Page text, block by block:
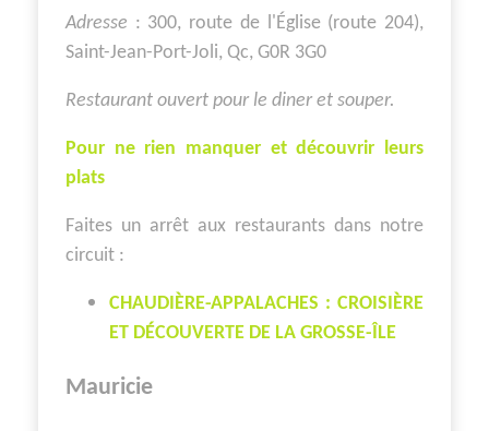
Adresse : 300, route de l'Église (route 204),
Saint-Jean-Port-Joli, Qc, G0R 3G0
Restaurant ouvert pour le diner et souper.
Pour ne rien manquer et découvrir leurs
plats
Faites un arrêt aux restaurants dans notre
circuit :
CHAUDIÈRE-APPALACHES : CROISIÈRE
ET DÉCOUVERTE DE LA GROSSE-ÎLE
Mauricie